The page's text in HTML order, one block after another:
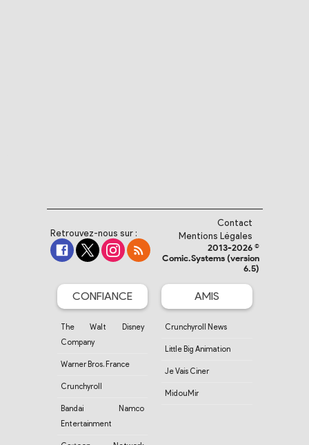
Retrouvez-nous sur :
Contact
Mentions Légales
2013-2026 ©
Comic.Systems (version
6.5)
CONFIANCE
The Walt Disney
Company
Warner Bros. France
Crunchyroll
Bandai Namco
Entertainment
AMIS
Crunchyroll News
Little Big Animation
Je Vais Ciner
MidouMir